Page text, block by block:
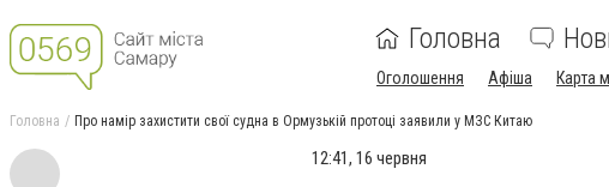
Головна
Оголошення Афіша Карта
Головна Про намір захистити свої судна в Ормузькій протоці заявили у МЗС Китаю
12:41, 16 червня